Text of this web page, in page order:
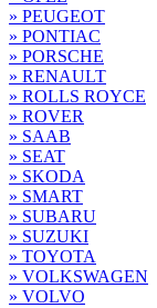
» PEUGEOT
» PONTIAC
» PORSCHE
» RENAULT
» ROLLS ROYCE
» ROVER
» SAAB
» SEAT
» SKODA
» SMART
» SUBARU
» SUZUKI
» TOYOTA
» VOLKSWAGEN
» VOLVO